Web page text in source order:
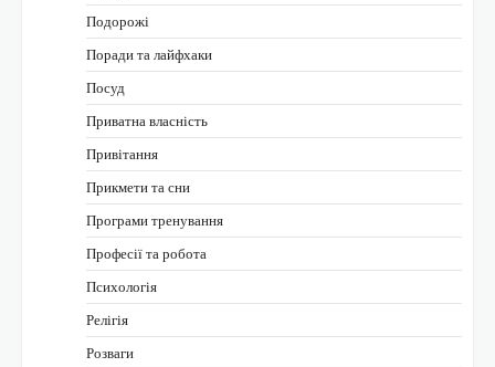
Подорожі
Поради та лайфхаки
Посуд
Приватна власність
Привітання
Прикмети та сни
Програми тренування
Професії та робота
Психологія
Релігія
Розваги